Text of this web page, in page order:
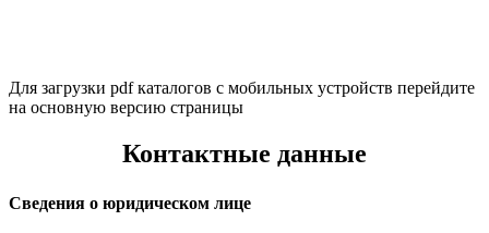
Для загрузки pdf каталогов с мобильных устройств перейдите
на основную версию страницы
Контактные данные
Сведения о юридическом лице